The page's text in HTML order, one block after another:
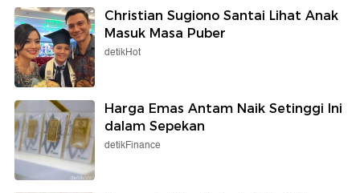
Christian Sugiono Santai Lihat Anak
Masuk Masa Puber
detikHot
Harga Emas Antam Naik Setinggi Ini
dalam Sepekan
detikFinance